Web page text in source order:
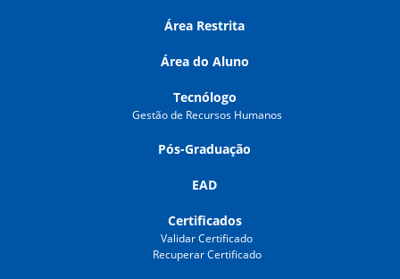
Área Restrita
Área do Aluno
Tecnólogo
Gestão de Recursos Humanos
Pós-Graduação
EAD
Certificados
Validar Certificado
Recuperar Certificado